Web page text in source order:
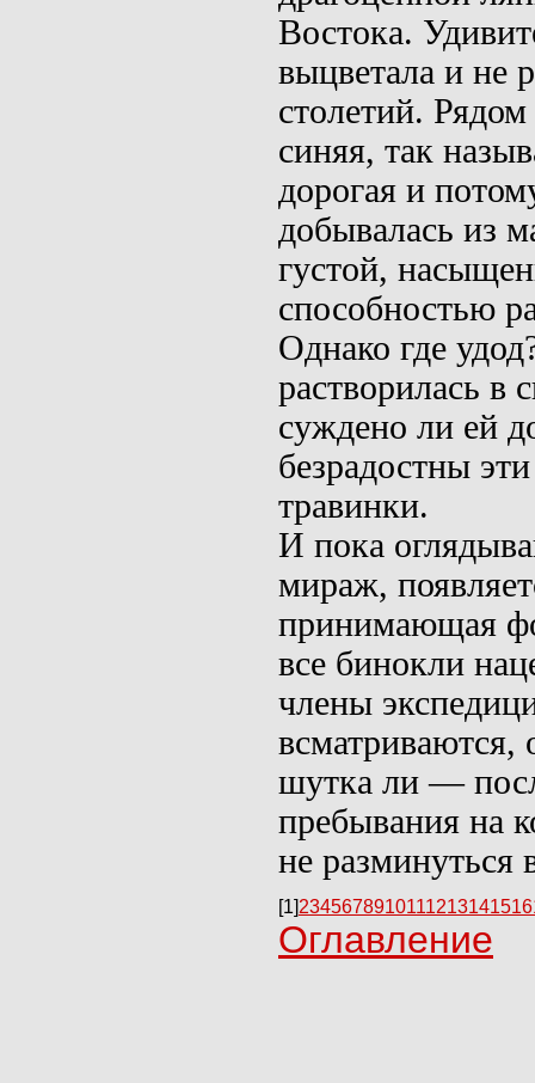
Востока.
выцветала и не
столетий.
синяя, так
дорогая и
добывалась из
густой,
способностью
Однако где
растворилась в
суждено ли ей
безрадостны
травинки.
И пока
мираж,
принимающая
все бинокли
члены
всматриваются,
шутка ли —
пребывания на
не разминуться
[1]2345678910111213141516
Оглавление